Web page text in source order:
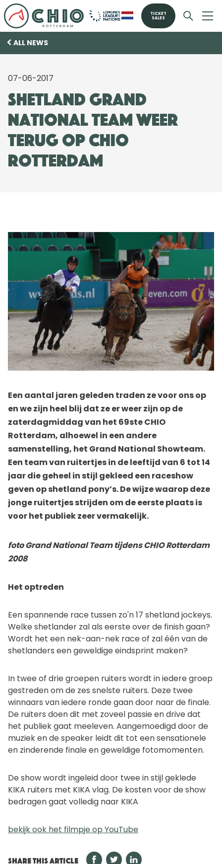
TICKET
SALES
ALL NEWS
07-06-2017
Shetland Grand
National Team weer
terug op CHIO
Rotterdam
Een aantal jaren geleden traden ze voor ons op
en we zijn heel blij dat ze er weer zijn op de
zaterdagmiddag van het 69ste CHIO
Rotterdam, alhoewel in een andere
samenstelling, het Grand National Showteam.
Een team van ruitertjes in de leeftijd van 6 tot 14
jaar die geheel in stijl gekleed een raceshow
geven op shetland pony’s. De wijze waarop deze
jonge ruitertjes strijden om de eerste plaats is
voor het publiek zeer vermakelijk.
foto Grand National Team tijdens CHIO Rotterdam
2008
Het optreden
Een spannende race tussen zo'n 17 shetland jockeys.
Welke shetlander zal als eerste over de finish gaan?
Wordt het een nek-aan-nek race of zal één van de
shetlanders een geweldige eindsprint maken?
In twee of drie groepen ruiters wordt in iedere groep
gestreden om de zes snelste ruiters. Deze twee
winnaars van iedere ronde gaan door naar de finale.
De ruiters doen dit met zoveel passie en drive dat
het publiek gaat meeleven. Aangemoedigd door de
muziek en de speaker leidt dit tot een sensationele
en zinderende finale en geweldige fotomomenten.
De show wordt ingeleid door twee in stijl geklede
KIKA ruiters met KIKA vlag. De kosten voor de show
bedragen gaat volledig naar KIKA
bekijk ook het filmpje op YouTube
SHARE THIS ARTICLE